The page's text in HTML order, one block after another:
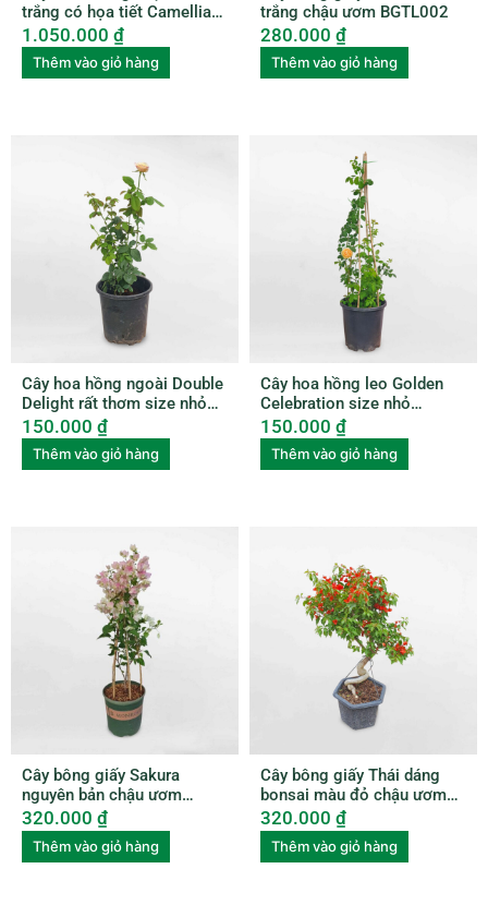
trắng có họa tiết Camellia
amplexicaulis CAME001
1.050.000 ₫
Thêm vào giỏ hàng
trắng chậu ươm BGTL002
280.000 ₫
Thêm vào giỏ hàng
Cây hoa hồng ngoài Double
Delight rất thơm size nhỏ
ROSE007
150.000 ₫
Thêm vào giỏ hàng
Cây hoa hồng leo Golden
Celebration size nhỏ
ROSE006
150.000 ₫
Thêm vào giỏ hàng
Cây bông giấy Sakura
nguyên bản chậu ươm
BGNB001
320.000 ₫
Thêm vào giỏ hàng
Cây bông giấy Thái dáng
bonsai màu đỏ chậu ươm
BGTL003
320.000 ₫
Thêm vào giỏ hàng